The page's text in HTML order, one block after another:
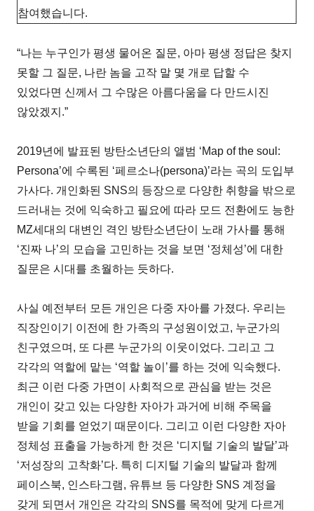
참여했습니다.
“나는 누구인가 평생 물어온 질문, 아마 평생 정답은 찾지
못할 그 질문, 나란 놈을 고작 말 몇 개로 답할 수
있었다면 신께서 그 수많은 아름다움을 다 만드시진
않았겠지.”
2019년에 발표된 방탄소년단의 앨범 ‘Map of the soul:
Persona’에 수록된 ‘페르소나(persona)’라는 곡의 도입부
가사다. 개인화된 SNS의 등장으로 다양한 취향을 밖으로
드러내는 것에 익숙하고 필요에 따라 모드 전환에도 능한
MZ세대의 대변인 격인 방탄소년단이 노래 가사를 통해
‘진짜 나’의 모습을 고민하는 것을 보면 ‘정체성’에 대한
질문은 시대를 초월하는 듯하다.
사실 예전부터 모든 개인은 다중 자아를 가졌다. 우리는
직장인이기 이전에 한 가족의 구성원이었고, 누군가의
친구였으며, 또 다른 누군가의 이웃이었다. 그리고 그
각각의 역할에 맡는 ‘역할 놀이’를 하는 것에 익숙했다.
최근 이런 다중 가면이 사회적으로 관심을 받는 것은
개인이 갖고 있는 다양한 자아가 과거에 비해 주목을
받을 기회를 얻었기 때문이다. 그리고 이런 다양한 자아
정체성 표출을 가능하게 한 것은 ‘디지털 기술의 발달’과
‘저성장의 고착화’다. 특히 디지털 기술의 발달과 함께
페이스북, 인스타그램, 유튜브 등 다양한 SNS 계정을
갖게 되면서 개인은 각각의 SNS를 목적에 맞게 다르게